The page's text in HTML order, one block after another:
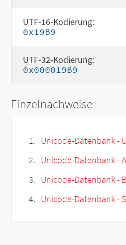
UTF-16-Kodierung:
0x19B9
UTF-32-Kodierung:
0x000019B9
Einzelnachweise
Unicode-Datenbank -
Unicode-Datenbank -
Unicode-Datenbank -
Unicode-Datenbank -